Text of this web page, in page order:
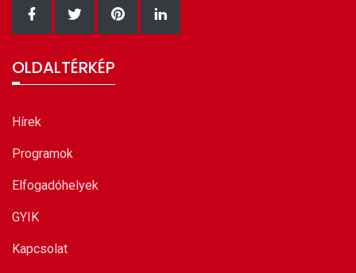
OLDALTÉRKÉP
Hírek
Programok
Elfogadóhelyek
GYIK
Kapcsolat